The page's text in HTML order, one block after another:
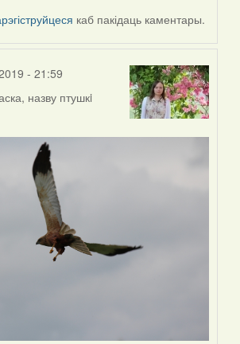
каб пакідаць каментары.
- 21:59
назву птушкi